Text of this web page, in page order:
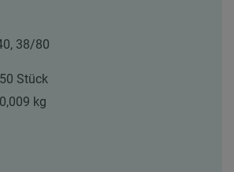
38/80
50 Stück
0,009 kg